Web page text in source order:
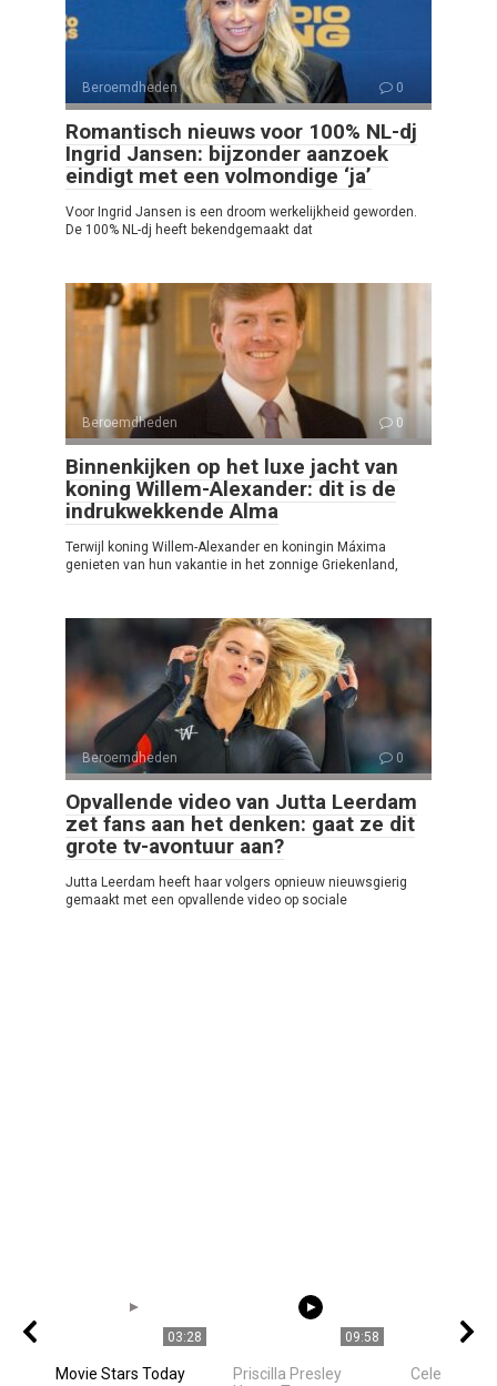
Beroemdheden 0
Romantisch nieuws voor 100% NL-dj
Ingrid Jansen: bijzonder aanzoek
eindigt met een volmondige ‘ja’
Voor Ingrid Jansen is een droom werkelijkheid geworden.
De 100% NL-dj heeft bekendgemaakt dat
Beroemdheden 0
Binnenkijken op het luxe jacht van
koning Willem-Alexander: dit is de
indrukwekkende Alma
Terwijl koning Willem-Alexander en koningin Máxima
genieten van hun vakantie in het zonnige Griekenland,
Beroemdheden 0
Opvallende video van Jutta Leerdam
zet fans aan het denken: gaat ze dit
grote tv-avontuur aan?
Jutta Leerdam heeft haar volgers opnieuw nieuwsgierig
gemaakt met een opvallende video op sociale
03:28
Movie Stars Today
09:58
Priscilla Presley
Celebrities